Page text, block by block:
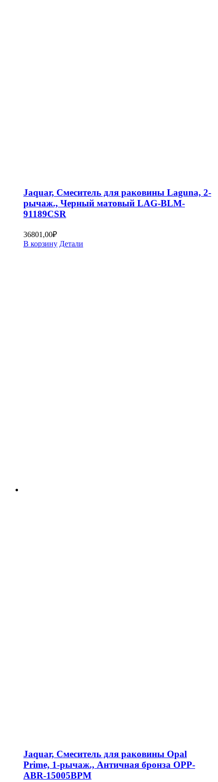
Jaquar, Смеситель для раковины Laguna, 2-
рычаж., Черный матовый LAG-BLM-
91189CSR
36801,00₽
В корзину Детали
Jaquar, Смеситель для раковины Opal
Prime, 1-рычаж., Античная бронза OPP-
ABR-15005BPM